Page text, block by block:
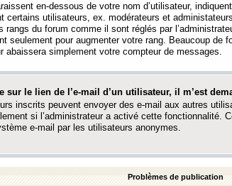
en-dessous de votre nom d’utilisateur,
certains utilisateurs, ex. modérateurs et
rangs du forum comme il sont réglés par
seulement pour augmenter votre rang. Beaucoup de
abaissera simplement votre compteur de messages.
sur le lien de l’e-mail d’un utilisateur, il m’est
inscrits peuvent envoyer des e-mail aux autres
si l’administrateur a activé cette fonctionnalité.
e-mail par les utilisateurs anonymes.
Problèmes de publication